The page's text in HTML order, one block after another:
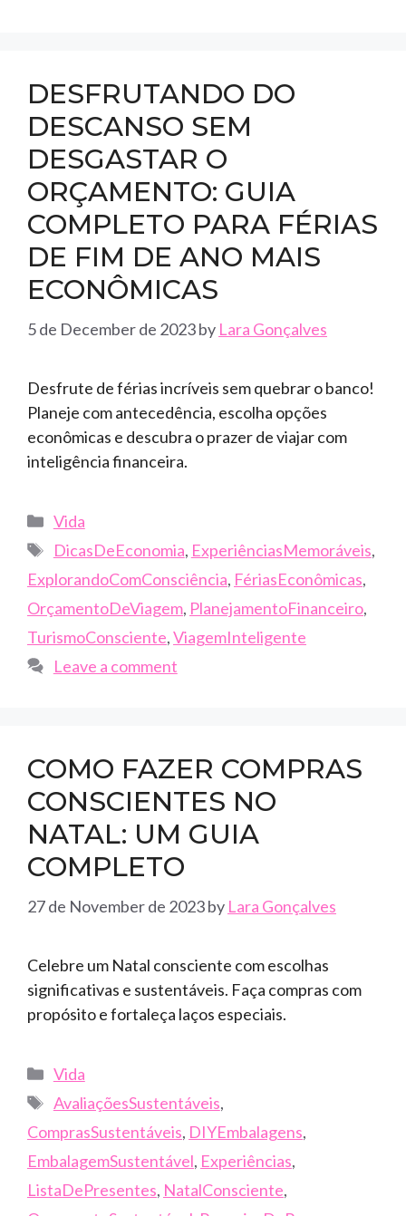
DESFRUTANDO DO
DESCANSO SEM
DESGASTAR O
ORÇAMENTO: GUIA
COMPLETO PARA FÉRIAS
DE FIM DE ANO MAIS
ECONÔMICAS
5 de December de 2023by Lara Gonçalves
Desfrute de férias incríveis sem quebrar o banco!
Planeje com antecedência, escolha opções
econômicas e descubra o prazer de viajar com
inteligência financeira.
Categories
Vida
Tags
DicasDeEconomia, ExperiênciasMemoráveis,
ExplorandoComConsciência, FériasEconômicas,
OrçamentoDeViagem, PlanejamentoFinanceiro,
TurismoConsciente,ViagemInteligente
Leave a comment
COMO FAZER COMPRAS
CONSCIENTES NO
NATAL: UM GUIA
COMPLETO
27 de November de 2023by Lara Gonçalves
Celebre um Natal consciente com escolhas
significativas e sustentáveis. Faça compras com
propósito e fortaleça laços especiais.
Categories
Vida
Tags
AvaliaçõesSustentáveis,
ComprasSustentáveis, DIYEmbalagens,
EmbalagemSustentável, Experiências,
ListaDePresentes, NatalConsciente,